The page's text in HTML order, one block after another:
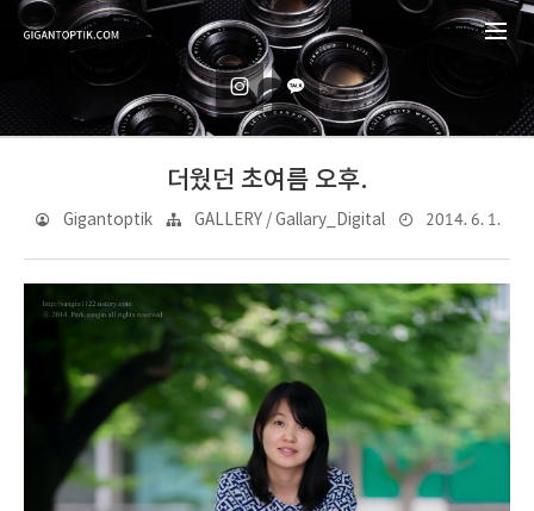
더웠던 초여름 오후.
Gigantoptik GALLERY / Gallary_Digital 2014. 6. 1.